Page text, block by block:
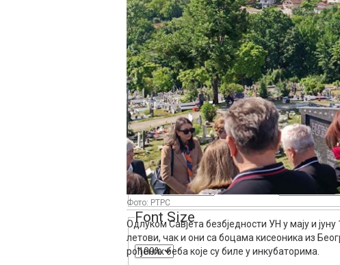
Beginning of dialog window. Escape will cancel
Text
Color Transparency
Background
Color Transparency
Window
Color Transparency
Font Size
Фото: РТРС
Одлуком Савјета безбједности УН у мају и
летови, чак и они са боцама кисеоника из
рођених беба које су биле у инкубаторима.